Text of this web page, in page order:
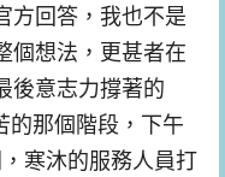
方回答，我也不是
個想法，更甚者在
後意志力撐著的
的那個階段，下午
寒沐的服務人員打